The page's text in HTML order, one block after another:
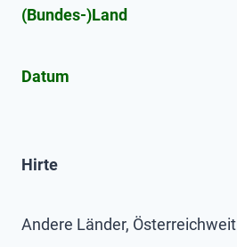
(Bundes-)Land
Datum
Hirte
Andere Länder, Österreichweit